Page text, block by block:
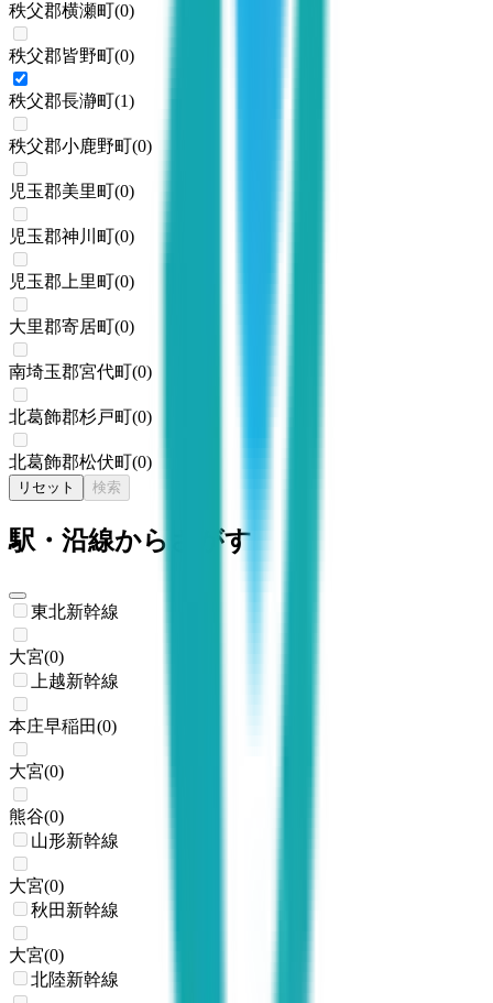
秩父郡横瀬町(0)
秩父郡皆野町(0)
秩父郡長瀞町(1)
秩父郡小鹿野町(0)
児玉郡美里町(0)
児玉郡神川町(0)
児玉郡上里町(0)
大里郡寄居町(0)
南埼玉郡宮代町(0)
北葛飾郡杉戸町(0)
北葛飾郡松伏町(0)
リセット 検索
駅・沿線からさがす
東北新幹線
大宮(0)
上越新幹線
本庄早稲田(0)
大宮(0)
熊谷(0)
山形新幹線
大宮(0)
秋田新幹線
大宮(0)
北陸新幹線